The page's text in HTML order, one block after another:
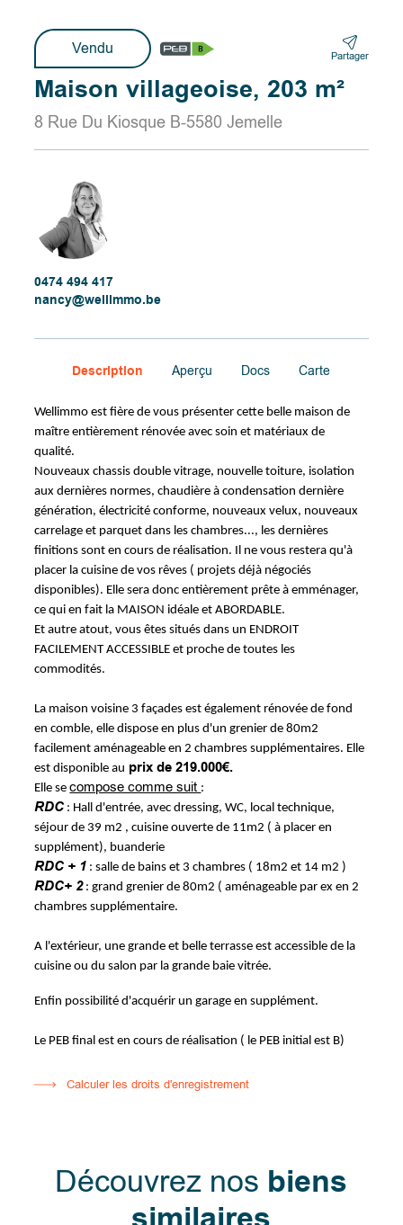
Vendu Partager
Maison villageoise, 203 m²
8 Rue Du Kiosque B-5580 Jemelle
0474 494 417
nancy@wellimmo.be
Description Aperçu Docs Carte
Wellimmo est fière de vous présenter cette belle maison de
maître entièrement rénovée avec soin et matériaux de
qualité.
Nouveaux chassis double vitrage, nouvelle toiture, isolation
aux dernières normes, chaudière à condensation dernière
génération, électricité conforme, nouveaux velux, nouveaux
carrelage et parquet dans les chambres..., les dernières
finitions sont en cours de réalisation. Il ne vous restera qu'à
placer la cuisine de vos rêves ( projets déjà négociés
disponibles). Elle sera donc entièrement prête à emménager,
ce qui en fait la MAISON idéale et ABORDABLE.
Et autre atout, vous êtes situés dans un ENDROIT
FACILEMENT ACCESSIBLE et proche de toutes les
commodités.
La maison voisine 3 façades est également rénovée de fond
en comble, elle dispose en plus d'un grenier de 80m2
facilement aménageable en 2 chambres supplémentaires. Elle
est disponible au prix de 219.000€.
Elle secompose comme suit :
RDC : Hall d'entrée, avec dressing, WC, local technique,
séjour de 39 m2 , cuisine ouverte de 11m2 ( à placer en
supplément), buanderie
RDC + 1 : salle de bains et 3 chambres ( 18m2 et 14 m2 )
RDC+ 2: grand grenier de 80m2 ( aménageable par ex en 2
chambres supplémentaire.
A l'extérieur, une grande et belle terrasse est accessible de la
cuisine ou du salon par la grande baie vitrée.
Enfin possibilité d'acquérir un garage en supplément.
Le PEB final est en cours de réalisation ( le PEB initial est B)
Calculer les droits d'enregistrement
Découvrez nos biens